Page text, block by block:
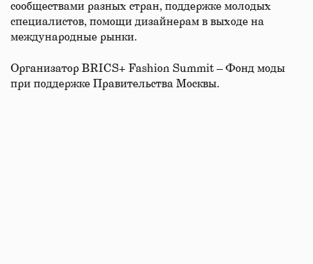
сообществами разных стран, поддержке молодых
специалистов, помощи дизайнерам в выходе на
международные рынки.
Организатор BRICS+ Fashion Summit – Фонд моды
при поддержке Правительства Москвы.